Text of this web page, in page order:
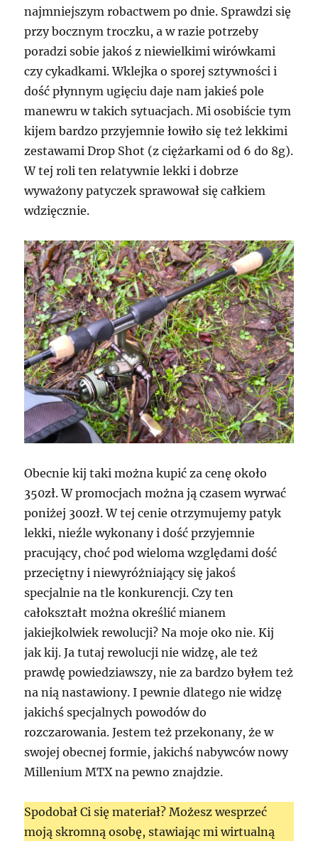
najmniejszym robactwem po dnie. Sprawdzi się
przy bocznym troczku, a w razie potrzeby
poradzi sobie jakoś z niewielkimi wirówkami
czy cykadkami. Wklejka o sporej sztywności i
dość płynnym ugięciu daje nam jakieś pole
manewru w takich sytuacjach. Mi osobiście tym
kijem bardzo przyjemnie łowiło się też lekkimi
zestawami Drop Shot (z ciężarkami od 6 do 8g).
W tej roli ten relatywnie lekki i dobrze
wyważony patyczek sprawował się całkiem
wdzięcznie.
Obecnie kij taki można kupić za cenę około
350zł. W promocjach można ją czasem wyrwać
poniżej 300zł. W tej cenie otrzymujemy patyk
lekki, nieźle wykonany i dość przyjemnie
pracujący, choć pod wieloma względami dość
przeciętny i niewyróżniający się jakoś
specjalnie na tle konkurencji. Czy ten
całokształt można określić mianem
jakiejkolwiek rewolucji? Na moje oko nie. Kij
jak kij. Ja tutaj rewolucji nie widzę, ale też
prawdę powiedziawszy, nie za bardzo byłem też
na nią nastawiony. I pewnie dlatego nie widzę
jakichś specjalnych powodów do
rozczarowania. Jestem też przekonany, że w
swojej obecnej formie, jakichś nabywców nowy
Millenium MTX na pewno znajdzie.
Spodobał Ci się materiał? Możesz wesprzeć
moją skromną osobę, stawiając mi wirtualną